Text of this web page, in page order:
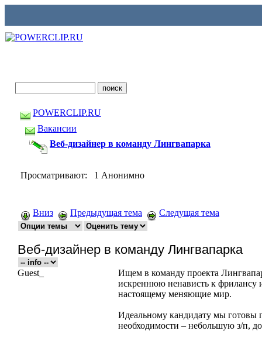
POWERCLIP.RU
Вакансии
Веб-дизайнер в команду Лингвапарка
Просматривают: 1 Анонимно
Вниз Предыдущая тема Следущая тема
Веб-дизайнер в команду Лингвапарка
Guest_
Ищем в команду проекта
искреннюю ненависть к фрилансу
настоящему меняющие мир.
Идеальному кандидату мы
необходимости – небольшую з/п,